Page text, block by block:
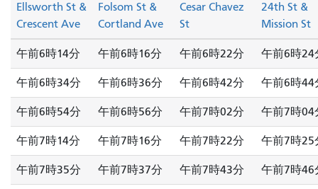
Ellsworth St &
Crescent Ave
Folsom St &
Cortland Ave
Cesar Chavez
St
24th St &
Mission St
午前6時14分 午前6時16分 午前6時22分 午前6時24
午前6時34分 午前6時36分 午前6時42分 午前6時44
午前6時54分 午前6時56分 午前7時02分 午前7時04
午前7時14分 午前7時16分 午前7時22分 午前7時25
午前7時35分 午前7時37分 午前7時43分 午前7時46